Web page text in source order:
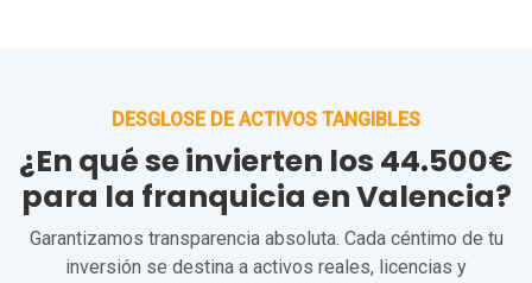
DESGLOSE DE ACTIVOS TANGIBLES
¿En qué se invierten los 44.500€
para la franquicia en Valencia?
Garantizamos transparencia absoluta. Cada céntimo de tu
inversión se destina a activos reales, licencias y